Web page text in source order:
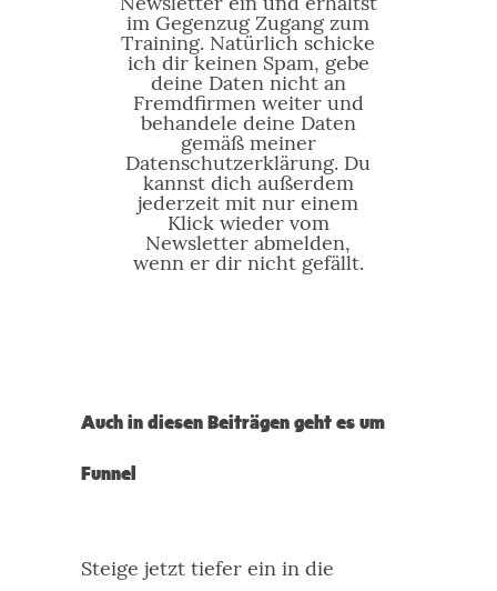
im Gegenzug Zugang zum
Training. Natürlich schicke
ich dir keinen Spam, gebe
deine Daten nicht an
Fremdfirmen weiter und
behandele deine Daten
gemäß meiner
Datenschutzerklärung. Du
kannst dich außerdem
jederzeit mit nur einem
Klick wieder vom
Newsletter abmelden,
wenn er dir nicht gefällt.
Auch in diesen Beiträgen geht es um
Funnel
Steige jetzt tiefer ein in die